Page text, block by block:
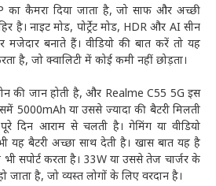
का कैमरा दिया जाता है, जो साफ और अच्छी
है। नाइट मोड, पोर्ट्रेट मोड, HDR और AI सीन
बनाते हैं। वीडियो की बात करें तो यह
है, जो क्वालिटी में कोई कमी नहीं छोड़ता।
की जान होती है, और Realme C55 5G इस
5000mAh या उससे ज्यादा की बैटरी मिलती
दिन आराम से चलती है। गेमिंग या वीडियो
यह बैटरी अच्छा साथ देती है। खास बात यह है
सपोर्ट करता है। 33W या उससे तेज चार्जर के
जाता है, जो व्यस्त लोगों के लिए वरदान है।